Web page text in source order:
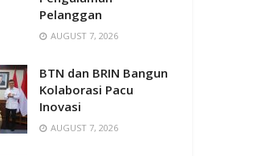
Pelanggan
AUGUST 7, 2026
BTN dan BRIN Bangun
Kolaborasi Pacu
Inovasi
AUGUST 7, 2026